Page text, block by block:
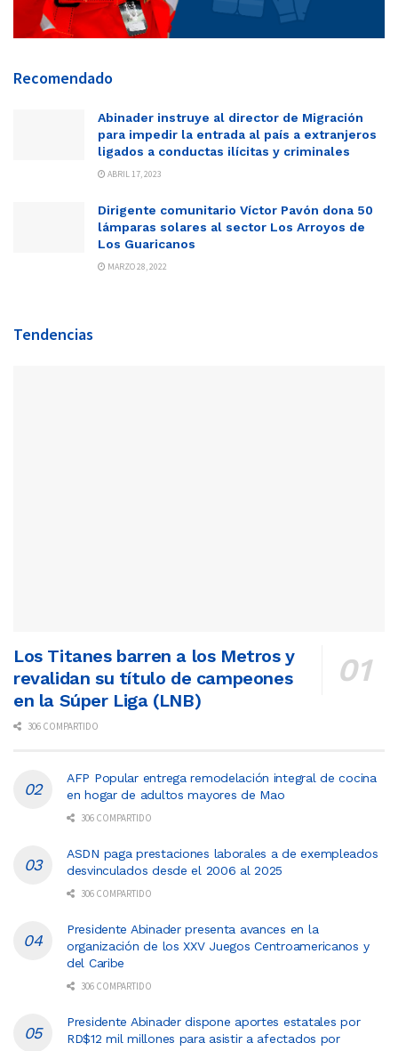
Recomendado
Abinader instruye al director de Migración
para impedir la entrada al país a extranjeros
ligados a conductas ilícitas y criminales
ABRIL 17, 2023
Dirigente comunitario Víctor Pavón dona 50
lámparas solares al sector Los Arroyos de
Los Guaricanos
MARZO 28, 2022
Tendencias
Los Titanes barren a los Metros y
revalidan su título de campeones
en la Súper Liga (LNB)
306 COMPARTIDO
AFP Popular entrega remodelación integral de cocina
en hogar de adultos mayores de Mao
306 COMPARTIDO
ASDN paga prestaciones laborales a de exempleados
desvinculados desde el 2006 al 2025
306 COMPARTIDO
Presidente Abinader presenta avances en la
organización de los XXV Juegos Centroamericanos y
del Caribe
306 COMPARTIDO
Presidente Abinader dispone aportes estatales por
RD$12 mil millones para asistir a afectados por